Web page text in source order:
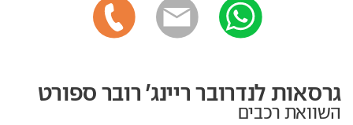
גרסאות לנדרובר ריינג' רובר ספורט
השוואת רכבים